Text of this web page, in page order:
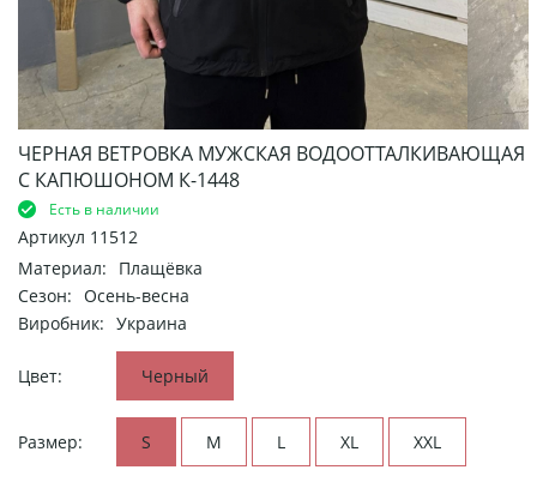
ЧЕРНАЯ ВЕТРОВКА МУЖСКАЯ ВОДООТТАЛКИВАЮЩАЯ
С КАПЮШОНОМ К-1448
Есть в наличии
Артикул 11512
Материал:
Плащёвка
Сезон: Осень-весна
Виробник: Украина
Цвет: Черный
Размер: S M L XL XXL